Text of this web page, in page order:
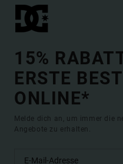
15%
ERSTE
ONLINE*
Melde dich an, um immer die
Angebote zu erhalten.